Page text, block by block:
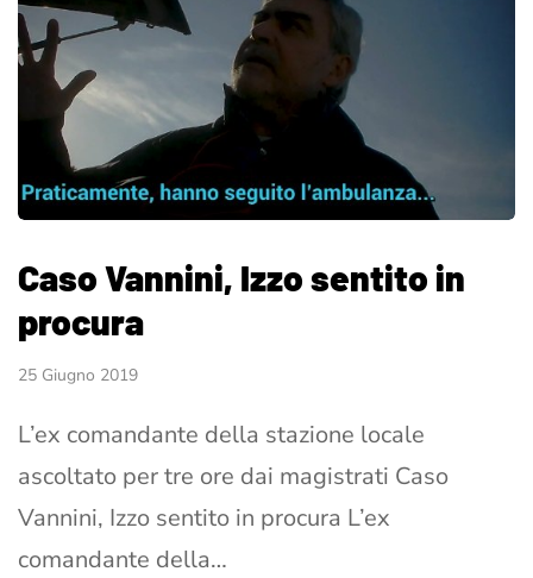
Caso Vannini, Izzo sentito in
procura
25 Giugno 2019
L’ex comandante della stazione locale
ascoltato per tre ore dai magistrati Caso
Vannini, Izzo sentito in procura L’ex
comandante della…